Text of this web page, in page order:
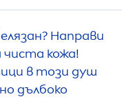
Направи
чиста кожа!
в този душ
дълбоко